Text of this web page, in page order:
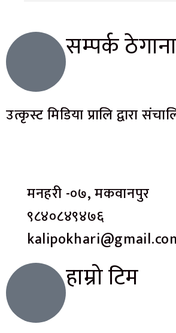
सम्पर्क ठेगाना
उत्कृस्ट मिडिया प्रालि द्वारा
मनहरी -०७, मकवानपुर
९८४०८४९४७६
हाम्रो टिम